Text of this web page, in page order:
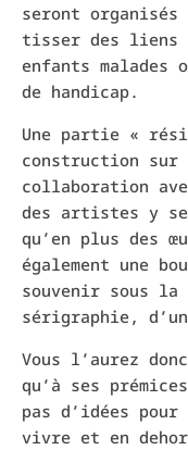
seront
tisser des liens
enfants malades
de handicap.
Une partie «
construction
collaboration
des artistes y
qu’en plus des
également une
souvenir sous la
sérigraphie,
Vous l’aurez
qu’à ses
pas d’idées
vivre et en